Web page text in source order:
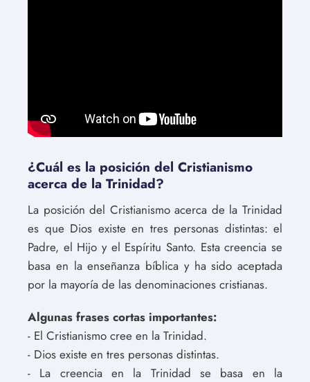
¿Cuál es la posición del Cristianismo
acerca de la Trinidad?
La posición del Cristianismo acerca de la Trinidad
es que Dios existe en tres personas distintas: el
Padre, el Hijo y el Espíritu Santo. Esta creencia se
basa en la enseñanza bíblica y ha sido aceptada
por la mayoría de las denominaciones cristianas.
Algunas frases cortas importantes:
- El Cristianismo cree en la Trinidad.
- Dios existe en tres personas distintas.
- La creencia en la Trinidad se basa en la